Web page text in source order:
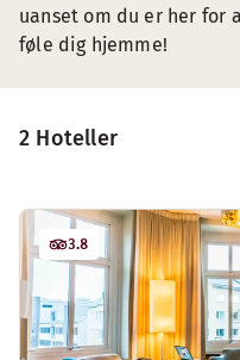
2 Hoteller
3.8
uanset om du er her for
føle dig hjemme!